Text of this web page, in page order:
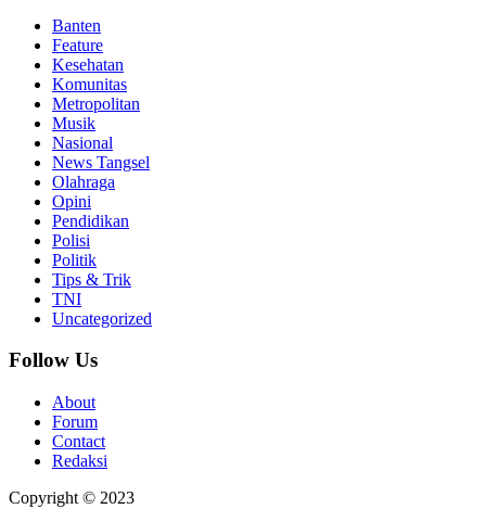
Banten
Feature
Kesehatan
Komunitas
Metropolitan
Musik
Nasional
News Tangsel
Olahraga
Opini
Pendidikan
Polisi
Politik
Tips & Trik
TNI
Uncategorized
Follow Us
About
Forum
Contact
Redaksi
Copyright © 2023